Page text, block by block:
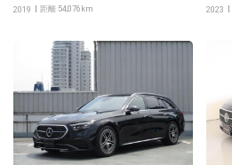
ケージ
2019 距離 54,076km
Ｇラ
2023